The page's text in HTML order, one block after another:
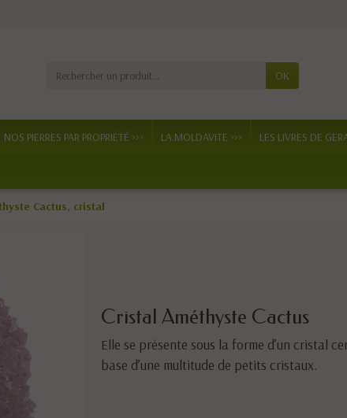
OK
NOS PIERRES PAR PROPRIÉTÉ >>> LA MOLDAVITE >>> LES LIVRES DE
Cactus, cristal
Cristal Améthyste Cactus
Elle se présente sous la forme d’un cristal
base d’une multitude de petits cristaux.